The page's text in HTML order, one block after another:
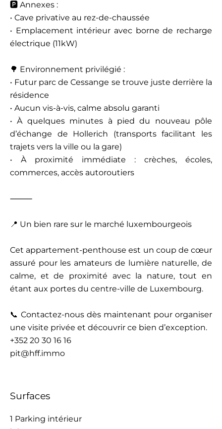
🅿️ Annexes :
• Cave privative au rez-de-chaussée
• Emplacement intérieur avec borne de recharge
électrique (11kW)
🌳 Environnement privilégié :
• Futur parc de Cessange se trouve juste derrière la
résidence
• Aucun vis-à-vis, calme absolu garanti
• À quelques minutes à pied du nouveau pôle
d’échange de Hollerich (transports facilitant les
trajets vers la ville ou la gare)
• À proximité immédiate : crèches, écoles,
commerces, accès autoroutiers
⸻
📍 Un bien rare sur le marché luxembourgeois
Cet appartement-penthouse est un coup de cœur
assuré pour les amateurs de lumière naturelle, de
calme, et de proximité avec la nature, tout en
étant aux portes du centre-ville de Luxembourg.
📞 Contactez-nous dès maintenant pour organiser
une visite privée et découvrir ce bien d’exception.
+352 20 30 16 16
pit@hff.immo
Surfaces
1 Parking intérieur